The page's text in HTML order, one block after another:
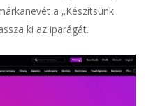
a „Készítsünk
ki az iparágát.